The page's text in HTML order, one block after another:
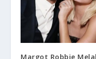
Margot Robbie